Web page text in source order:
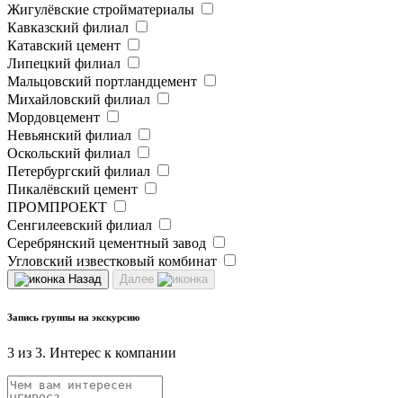
Жигулёвские стройматериалы
Кавказский филиал
Катавский цемент
Липецкий филиал
Мальцовский портландцемент
Михайловский филиал
Мордовцемент
Невьянский филиал
Оскольский филиал
Петербургский филиал
Пикалёвский цемент
ПРОМПРОЕКТ
Сенгилеевский филиал
Серебрянский цементный завод
Угловский известковый комбинат
Назад Далее
Запись группы на экскурсию
3 из 3. Интерес к компании